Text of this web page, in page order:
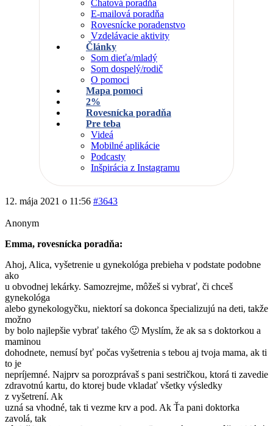
Chatová poradňa
E-mailová poradňa
Rovesnícke poradenstvo
Vzdelávacie aktivity
Články
Som dieťa/mladý
Som dospelý/rodič
O pomoci
Mapa pomoci
2%
Rovesnícka poradňa
Pre teba
Videá
Mobilné aplikácie
Podcasty
Inšpirácia z Instagramu
12. mája 2021 o 11:56 #3643
Anonym
Emma, rovesnícka poradňa:
Ahoj, Alica, vyšetrenie u gynekológa prebieha v podstate podobne
ako
u obvodnej lekárky. Samozrejme, môžeš si vybrať, či chceš
gynekológa
alebo gynekologyčku, niektorí sa dokonca špecializujú na deti, takže
možno
by bolo najlepšie vybrať takého 🙂 Myslím, že ak sa s doktorkou a
maminou
dohodnete, nemusí byť počas vyšetrenia s tebou aj tvoja mama, ak ti
to je
nepríjemné. Najprv sa porozprávaš s pani sestričkou, ktorá ti zavedie
zdravotnú kartu, do ktorej bude vkladať všetky výsledky
z vyšetrení. Ak
uzná sa vhodné, tak ti vezme krv a pod. Ak Ťa pani doktorka
zavolá, tak